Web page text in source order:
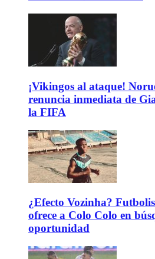
¡Vikingos al ataque!
renuncia inmediata de
la FIFA
¿Efecto Vozinha?
ofrece a Colo Colo en
oportunidad